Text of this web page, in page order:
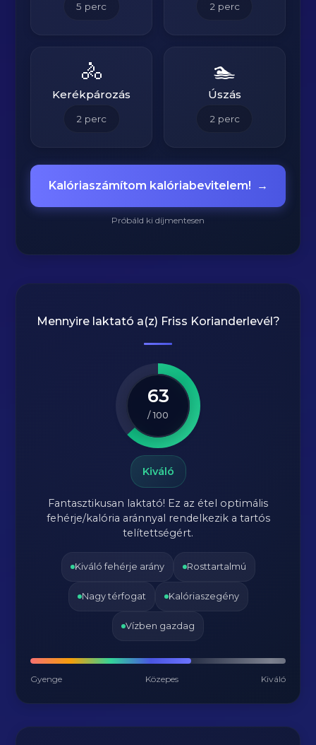
5 perc 2 perc
🚴
Kerékpározás
2 perc
🏊
Úszás
2 perc
Kalóriaszámítom kalóriabevitelem! →
Próbáld ki díjmentesen
Mennyire laktató a(z) Friss Korianderlevél?
63
/ 100
Kiváló
Fantasztikusan laktató! Ez az étel optimális
fehérje/kalória aránnyal rendelkezik a tartós
telítettségért.
Kiváló fehérje arány Rosttartalmú
Nagy térfogat Kalóriaszegény
Vízben gazdag
Gyenge Közepes Kiváló